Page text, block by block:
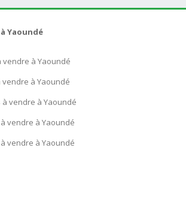
Yaoundé
vendre à Yaoundé
vendre à Yaoundé
à vendre à Yaoundé
vendre à Yaoundé
vendre à Yaoundé